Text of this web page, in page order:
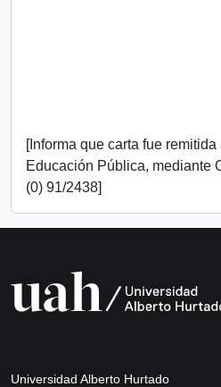
[Informa que carta fue
Educación Pública, mediante
(0) 91/2438]
Universidad Alberto Hurtado